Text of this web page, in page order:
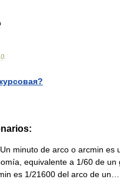
minuto de arco o arcmin es
equivalente a 1/60 de
es 1/21600 del arco de